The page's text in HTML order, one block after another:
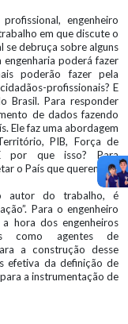
engenheiro
em que discute o
se debruça sobre alguns
poderá fazer
poderão fazer pela
profissionais? E
Brasil. Para responder
de dados fazendo
Ele faz uma abordagem
PIB, Força de
por que isso? Para
o País que queremos.
autor do trabalho, é
Para o engenheiro
hora dos engenheiros
como agentes de
a construção desse
efetiva da definição de
a instrumentação de